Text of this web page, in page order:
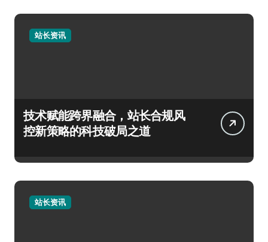
站长资讯
技术赋能跨界融合，站长合规风
控新策略的科技破局之道
站长资讯